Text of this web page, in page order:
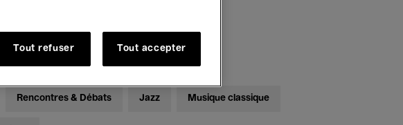
Rencontres & Débats Jazz Musique classique
Tout refuser Tout accepter